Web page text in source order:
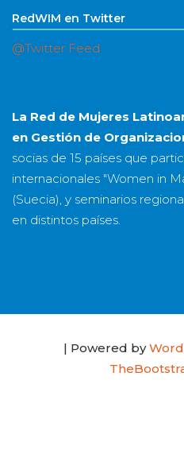
RedWIM en Twitter
@Twitter Feed
La Red de Mujeres
en Gestión de
socias de 15 países que
internacionales "Women in
(Suecia), y seminarios
en distintos países.
| Powered by